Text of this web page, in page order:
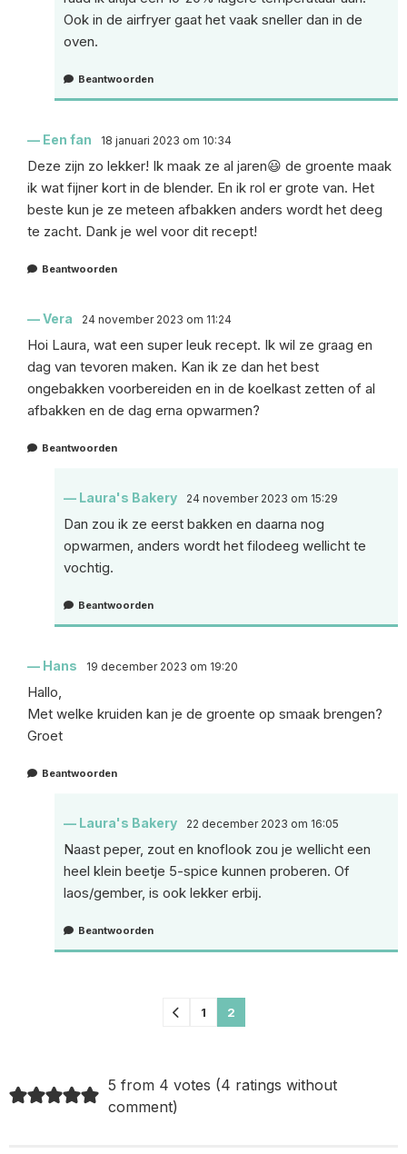
Ook in de airfryer gaat het vaak sneller dan in de
oven.
Beantwoorden
Een fan 18 januari 2023 om 10:34
Deze zijn zo lekker! Ik maak ze al jaren😃 de groente maak
ik wat fijner kort in de blender. En ik rol er grote van. Het
beste kun je ze meteen afbakken anders wordt het deeg
te zacht. Dank je wel voor dit recept!
Beantwoorden
Vera 24 november 2023 om 11:24
Hoi Laura, wat een super leuk recept. Ik wil ze graag en
dag van tevoren maken. Kan ik ze dan het best
ongebakken voorbereiden en in de koelkast zetten of al
afbakken en de dag erna opwarmen?
Beantwoorden
Laura's Bakery 24 november 2023 om 15:29
Dan zou ik ze eerst bakken en daarna nog
opwarmen, anders wordt het filodeeg wellicht te
vochtig.
Beantwoorden
Hans 19 december 2023 om 19:20
Hallo,
Met welke kruiden kan je de groente op smaak brengen?
Groet
Beantwoorden
Laura's Bakery 22 december 2023 om 16:05
Naast peper, zout en knoflook zou je wellicht een
heel klein beetje 5-spice kunnen proberen. Of
laos/gember, is ook lekker erbij.
Beantwoorden
1 2
5 from 4 votes (4 ratings without
comment)